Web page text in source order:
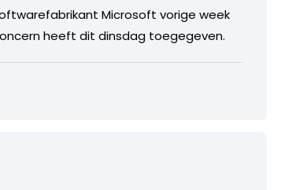
Microsoft vorige week
heeft dit dinsdag toegegeven.